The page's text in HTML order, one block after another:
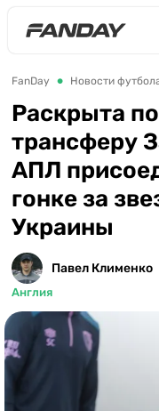
FanDay Новости
Раскрыта
трансферу
АПЛ
гонке за
Украины
Павел Клименко
Англия